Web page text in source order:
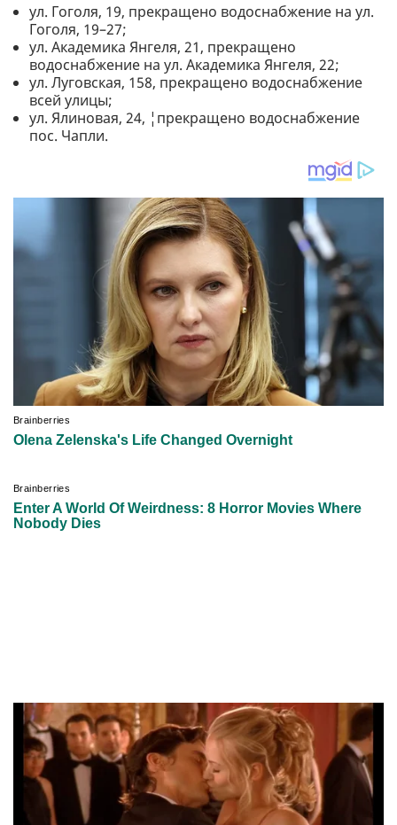
ул. Гоголя, 19, прекращено водоснабжение на ул.
Гоголя, 19–27;
ул. Академика Янгеля, 21, прекращено
водоснабжение на ул. Академика Янгеля, 22;
ул. Луговская, 158, прекращено водоснабжение
всей улицы;
ул. Ялиновая, 24, ¦прекращено водоснабжение
пос. Чапли.